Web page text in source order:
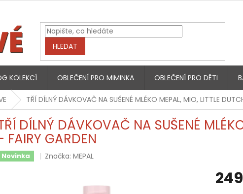
HLEDAT
KOLEKCÍ OBLEČENÍ PRO MIMINKA OBLEČENÍ PRO DĚTI
TŘÍ DÍLNÝ DÁVKOVAČ NA SUŠENÉ MLÉKO MEPAL, MIO, LITTLE
DÍLNÝ DÁVKOVAČ NA SUŠENÉ
FAIRY GARDEN
Novinka Značka:MEPAL